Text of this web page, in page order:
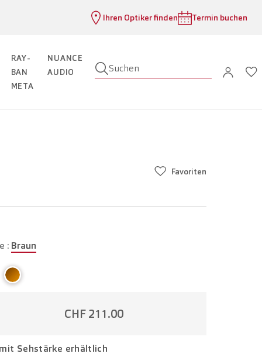
Ihren Optiker finden Termin buchen
RAY-
BAN
META
NUANCE
AUDIO
Suchen
Favoriten
: Braun
CHF 211.00
mit Sehstärke erhältlich